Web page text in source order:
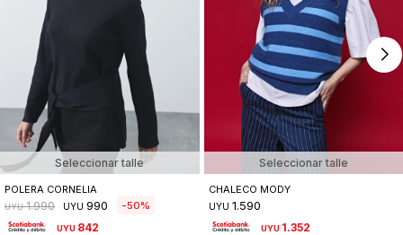
Seleccionar talle
POLERA CORNELIA
UYU 1.990 UYU 990 50
UYU 842
Seleccionar talle
CHALECO MODY
UYU 1.590
UYU 1.352